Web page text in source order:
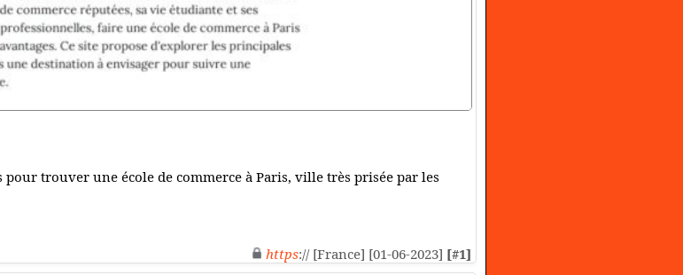
trouver une école de commerce à Paris, ville très prisée par les
https:// [France] [01-06-2023] [#1]